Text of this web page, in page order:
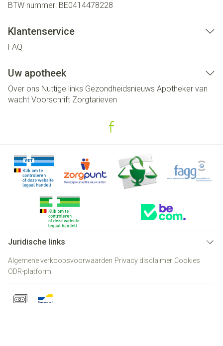
BTW nummer: BE0414478228
Klantenservice
FAQ
Uw apotheek
Over ons Nuttige links Gezondheidsnieuws Apotheker van
wacht Voorschrift Zorgtarieven
Juridische links
Algemene verkoopsvoorwaarden Privacy disclaimer Cookies
ODR-platform